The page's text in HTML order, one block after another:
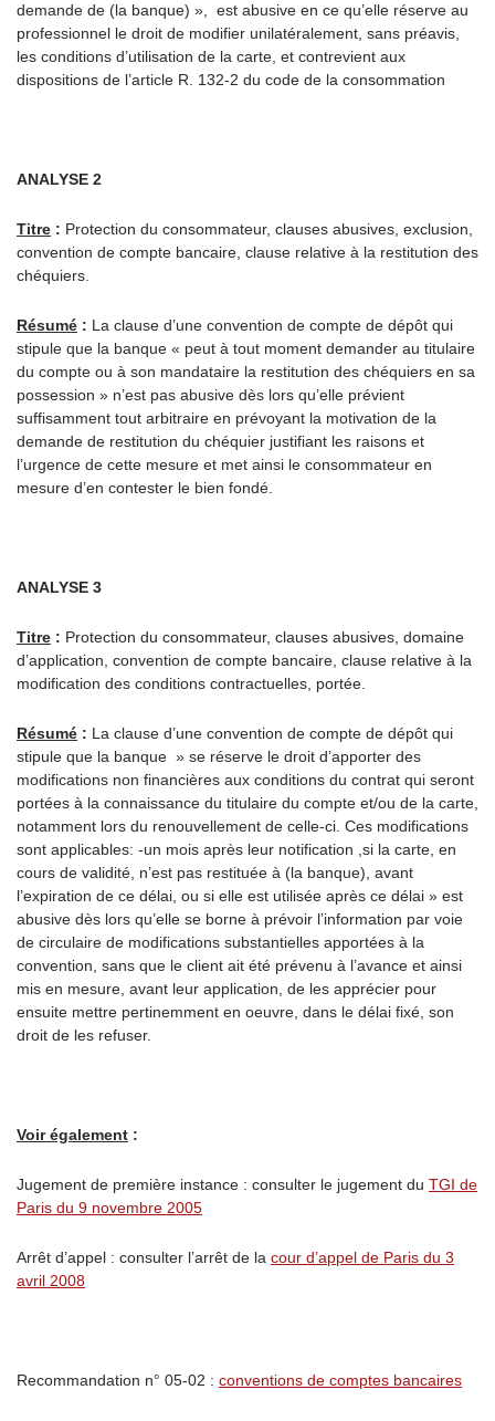
demande de (la banque) », est abusive en ce qu’elle réserve au
professionnel le droit de modifier unilatéralement, sans préavis,
les conditions d’utilisation de la carte, et contrevient aux
dispositions de l’article R. 132-2 du code de la consommation
ANALYSE 2
Titre : Protection du consommateur, clauses abusives, exclusion,
convention de compte bancaire, clause relative à la restitution des
chéquiers.
Résumé : La clause d’une convention de compte de dépôt qui
stipule que la banque « peut à tout moment demander au titulaire
du compte ou à son mandataire la restitution des chéquiers en sa
possession » n’est pas abusive dès lors qu’elle prévient
suffisamment tout arbitraire en prévoyant la motivation de la
demande de restitution du chéquier justifiant les raisons et
l’urgence de cette mesure et met ainsi le consommateur en
mesure d’en contester le bien fondé.
ANALYSE 3
Titre : Protection du consommateur, clauses abusives, domaine
d’application, convention de compte bancaire, clause relative à la
modification des conditions contractuelles, portée.
Résumé : La clause d’une convention de compte de dépôt qui
stipule que la banque » se réserve le droit d’apporter des
modifications non financières aux conditions du contrat qui seront
portées à la connaissance du titulaire du compte et/ou de la carte,
notamment lors du renouvellement de celle-ci. Ces modifications
sont applicables: -un mois après leur notification ,si la carte, en
cours de validité, n’est pas restituée à (la banque), avant
l’expiration de ce délai, ou si elle est utilisée après ce délai » est
abusive dès lors qu’elle se borne à prévoir l’information par voie
de circulaire de modifications substantielles apportées à la
convention, sans que le client ait été prévenu à l’avance et ainsi
mis en mesure, avant leur application, de les apprécier pour
ensuite mettre pertinemment en oeuvre, dans le délai fixé, son
droit de les refuser.
Voir également :
Jugement de première instance : consulter le jugement du TGI de
Paris du 9 novembre 2005
Arrêt d’appel : consulter l’arrêt de la cour d’appel de Paris du 3
avril 2008
Recommandation n° 05-02 : conventions de comptes bancaires